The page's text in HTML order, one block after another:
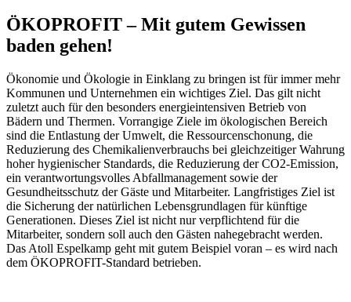
ÖKOPROFIT – Mit gutem Gewissen
baden gehen!
Ökonomie und Ökologie in Einklang zu bringen ist für immer mehr
Kommunen und Unternehmen ein wichtiges Ziel. Das gilt nicht
zuletzt auch für den besonders energieintensiven Betrieb von
Bädern und Thermen. Vorrangige Ziele im ökologischen Bereich
sind die Entlastung der Umwelt, die Ressourcenschonung, die
Reduzierung des Chemikalienverbrauchs bei gleichzeitiger Wahrung
hoher hygienischer Standards, die Reduzierung der CO2-Emission,
ein verantwortungsvolles Abfallmanagement sowie der
Gesundheitsschutz der Gäste und Mitarbeiter. Langfristiges Ziel ist
die Sicherung der natürlichen Lebensgrundlagen für künftige
Generationen. Dieses Ziel ist nicht nur verpflichtend für die
Mitarbeiter, sondern soll auch den Gästen nahegebracht werden.
Das Atoll Espelkamp geht mit gutem Beispiel voran – es wird nach
dem ÖKOPROFIT-Standard betrieben.